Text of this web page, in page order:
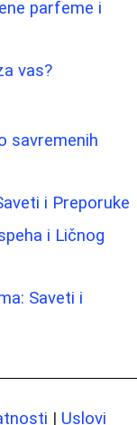
parfeme i
vas?
savremenih
i Preporuke
i Ličnog
Saveti i
| Uslovi